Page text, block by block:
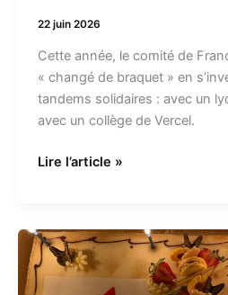
22 juin 2026
Cette année, le comité de
« changé de braquet » en
tandems solidaires : avec un
avec un collège de Vercel.
Lire l’article »
AMADEA
fête
son